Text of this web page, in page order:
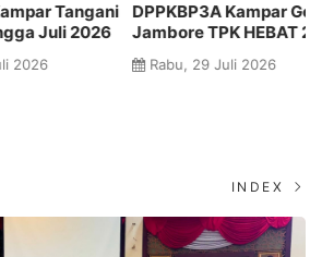
2026
DPPKBP3A Kampar Gelar
Jambore TPK HEBAT 2026,
Perkuat Kapasitas Tim
Pendamping Keluarga
Rabu, 29 Juli 2026
INDEX